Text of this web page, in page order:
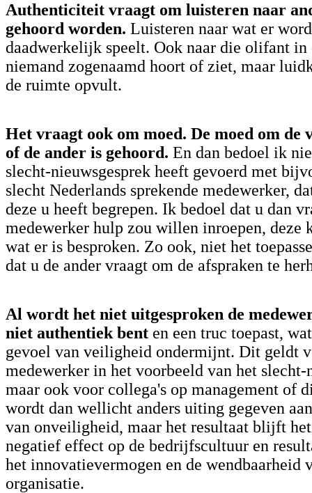
Authenticiteit vraagt om luisteren naar
gehoord worden. Luisteren naar wat er
daadwerkelijk speelt. Ook naar die olifant in
niemand zogenaamd hoort of ziet, maar
de ruimte opvult.
Het vraagt ook om moed. De moed om de
of de ander is gehoord. En dan bedoel ik
slecht-nieuwsgesprek heeft gevoerd met
slecht Nederlands sprekende medewerker,
deze u heeft begrepen. Ik bedoel dat u dan
medewerker hulp zou willen inroepen, deze
wat er is besproken. Zo ook, niet het
dat u de ander vraagt om de afspraken te
Al wordt het niet uitgesproken de
niet authentiek bent en een truc toepast,
gevoel van veiligheid ondermijnt. Dit geldt
medewerker in het voorbeeld van het slecht-
maar ook voor collega's op management of
wordt dan wellicht anders uiting gegeven
van onveiligheid, maar het resultaat blijft
negatief effect op de bedrijfscultuur en
het innovatievermogen en de wendbaarheid
organisatie.